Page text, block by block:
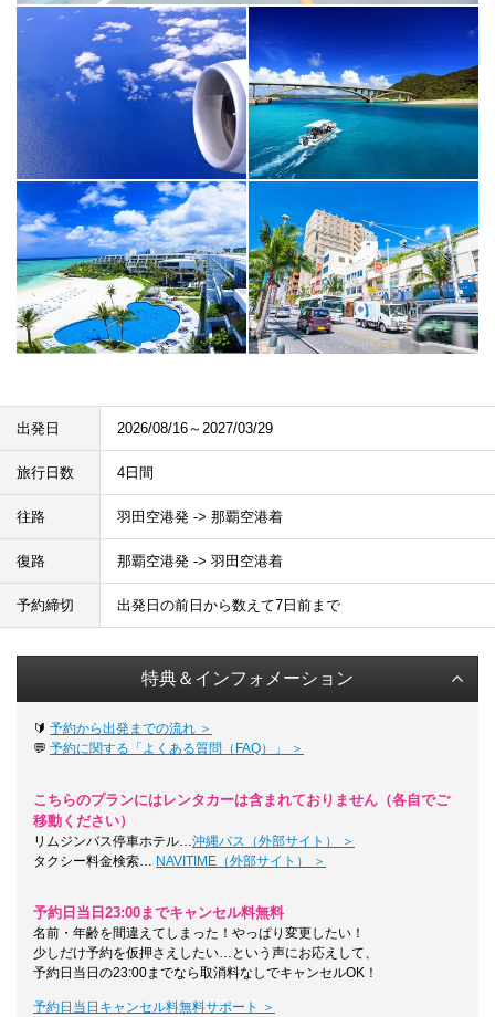
出発日 2026/08/16～2027/03/29
旅行日数 4日間
往路 羽田空港発 -> 那覇空港着
復路 那覇空港発 -> 羽田空港着
予約締切 出発日の前日から数えて7日前まで
特典＆インフォメーション
🔰 予約から出発までの流れ ＞
💬 予約に関する「よくある質問（FAQ）」 ＞
こちらのプランにはレンタカーは含まれておりません（各自でご
移動ください）
リムジンバス停車ホテル… 沖縄バス（外部サイト） ＞
タクシー料金検索… NAVITIME（外部サイト） ＞
予約日当日23:00までキャンセル料無料
名前・年齢を間違えてしまった！やっぱり変更したい！
少しだけ予約を仮押さえしたい…という声にお応えして、
予約日当日の23:00までなら取消料なしでキャンセルOK！
予約日当日キャンセル料無料サポート ＞